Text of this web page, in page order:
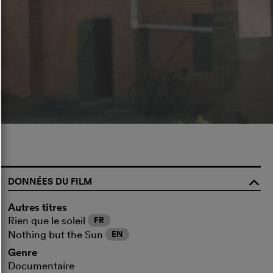
DONNÉES DU FILM
o
Autres titres
Rien que le soleil FR
Nothing but the Sun EN
Genre
Documentaire